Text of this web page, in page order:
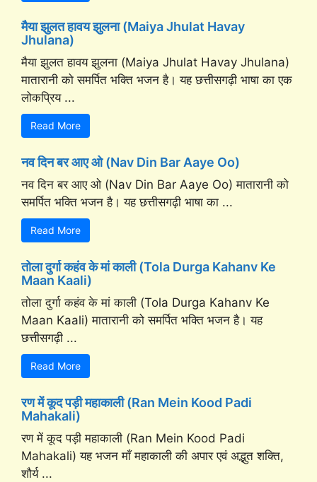
मैया झुलत हावय झुलना (Maiya Jhulat Havay
Jhulana)
मैया झुलत हावय झुलना (Maiya Jhulat Havay Jhulana)
मातारानी को समर्पित भक्ति भजन है। यह छत्तीसगढ़ी भाषा का एक
लोकप्रिय ...
Read More
नव दिन बर आए ओ (Nav Din Bar Aaye Oo)
नव दिन बर आए ओ (Nav Din Bar Aaye Oo) मातारानी को
समर्पित भक्ति भजन है। यह छत्तीसगढ़ी भाषा का ...
Read More
तोला दुर्गा कहंव के मां काली (Tola Durga Kahanv Ke
Maan Kaali)
तोला दुर्गा कहंव के मां काली (Tola Durga Kahanv Ke
Maan Kaali) मातारानी को समर्पित भक्ति भजन है। यह
छत्तीसगढ़ी ...
Read More
रण में कूद पड़ी महाकाली (Ran Mein Kood Padi
Mahakali)
रण में कूद पड़ी महाकाली (Ran Mein Kood Padi
Mahakali) यह भजन माँ महाकाली की अपार एवं अद्भुत शक्ति,
शौर्य ...